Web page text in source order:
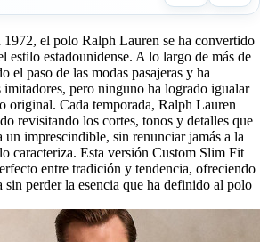
1972, el polo Ralph Lauren se ha convertido
estilo estadounidense. A lo largo de más de
el paso de las modas pasajeras y ha
pero ninguno ha logrado igualar
original. Cada temporada, Ralph Lauren
revisitando los cortes, tonos y detalles que
un imprescindible, sin renunciar jamás a la
caracteriza. Esta versión Custom Slim Fit
entre tradición y tendencia, ofreciendo
sin perder la esencia que ha definido al polo